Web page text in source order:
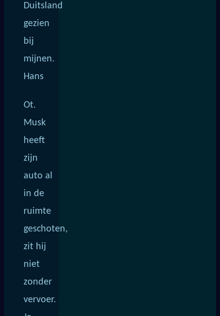
Duitsland
gezien
bij
mijnen.
Hans
Ot.
Musk
heeft
zijn
auto al
in de
ruimte
geschoten,
zit hij
niet
zonder
vervoer.